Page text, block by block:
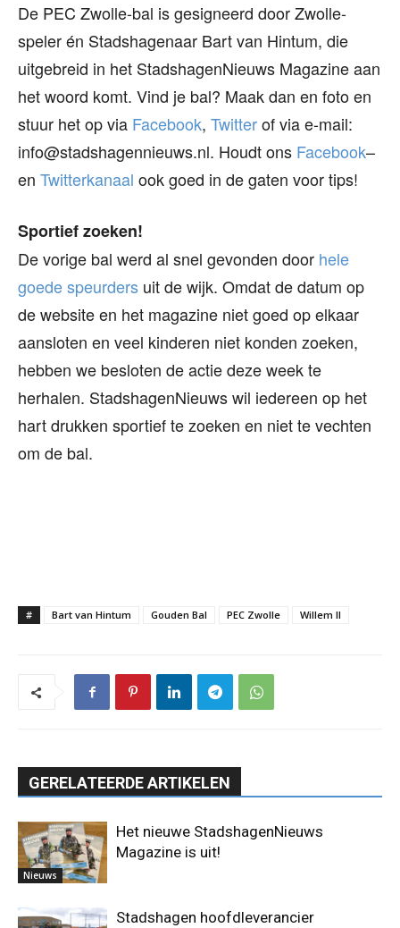
De PEC Zwolle-bal is gesigneerd door Zwolle-
speler én Stadshagenaar Bart van Hintum, die
uitgebreid in het StadshagenNieuws Magazine aan
het woord komt. Vind je bal? Maak dan en foto en
stuur het op via Facebook, Twitterof via e-mail:
info@stadshagennieuws.nl. Houdt ons Facebook–
en Twitterkanaal ook goed in de gaten voor tips!
Sportief zoeken!
De vorige bal werd al snel gevonden door hele
goede speurders uit de wijk. Omdat de datum op
de website en het magazine niet goed op elkaar
aansloten en veel kinderen niet konden zoeken,
hebben we besloten de actie deze week te
herhalen. StadshagenNieuws wil iedereen op het
hart drukken sportief te zoeken en niet te vechten
om de bal.
# Bart van Hintum Gouden Bal PEC Zwolle Willem II
GERELATEERDE ARTIKELEN
Nieuws
Het nieuwe StadshagenNieuws
Magazine is uit!
Stadshagen hoofdleverancier